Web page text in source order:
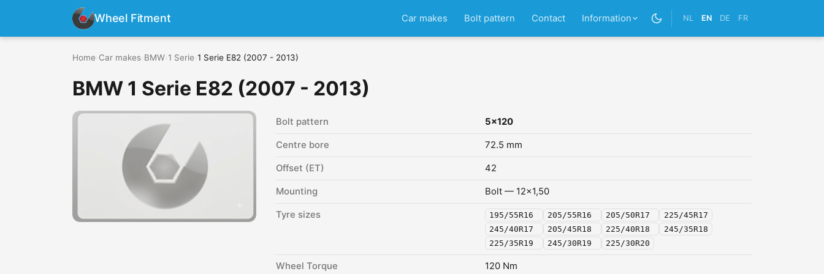
Wheel Fitment Car makes Bolt pattern Contact Information NL EN DE FR
Home Car makes BMW 1 Serie 1 Serie E82 (2007 - 2013)
BMW 1 Serie E82 (2007 - 2013)
Bolt pattern 5x120
Centre bore 72.5 mm
Offset (ET) 42
Mounting Bolt — 12x1,50
Tyre sizes 195/55R16 205/55R16 205/50R17
225/45R17
245/40R17
205/45R18 225/40R18
245/35R18
225/35R19
245/30R19 225/30R20
Wheel Torque 120 Nm